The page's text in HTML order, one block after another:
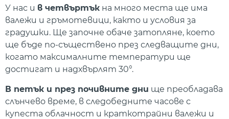
У нас и в четвъртък на много места ще има
валежи и гръмотевици, както и условия за
градушки. Ще започне обаче затопляне, което
ще бъде по-съществено през следващите дни,
когато максималните температури ще
достигат и надхвърлят 30°.
В петък и през почивните дни ще преобладава
слънчево време, в следобедните часове с
купеста облачност и краткотрайни валежи и